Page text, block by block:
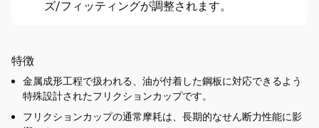
ズ/フィッティングが調整されます。
特徴
金属成形工程で扱われる、油が付着した鋼板に対応できるよう
特殊設計されたフリクションカップです。
フリクションカップの通常摩耗は、長期的なせん断力性能に影